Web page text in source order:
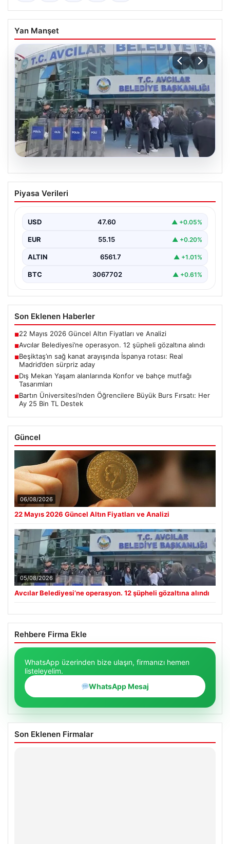
Yan Manşet
05.08.2026
Avcılar Belediyesi’ne operasyon. 12
şüpheli gözaltına alındı
Piyasa Verileri
USD 47.60 ▲ +0.05%
EUR 55.15 ▲ +0.20%
ALTIN 6561.7 ▲ +1.01%
BTC 3067702 ▲ +0.61%
Son Eklenen Haberler
■22 Mayıs 2026 Güncel Altın Fiyatları ve Analizi
■Avcılar Belediyesi’ne operasyon. 12 şüpheli gözaltına alındı
■Beşiktaş’ın sağ kanat arayışında İspanya rotası: Real
Madrid’den sürpriz aday
■Dış Mekan Yaşam alanlarında Konfor ve bahçe mutfağı
Tasarımları
■Bartın Üniversitesi’nden Öğrencilere Büyük Burs Fırsatı: Her
Ay 25 Bin TL Destek
Güncel
06/08/2026
22 Mayıs 2026 Güncel Altın Fiyatları ve Analizi
05/08/2026
Avcılar Belediyesi’ne operasyon. 12 şüpheli gözaltına alındı
Rehbere Firma Ekle
WhatsApp üzerinden bize ulaşın, firmanızı hemen
listeleyelim.
WhatsApp Mesaj
Son Eklenen Firmalar